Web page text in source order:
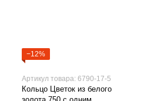
−12%
Артикул товара: 6790-17-5
Кольцо Цветок из белого